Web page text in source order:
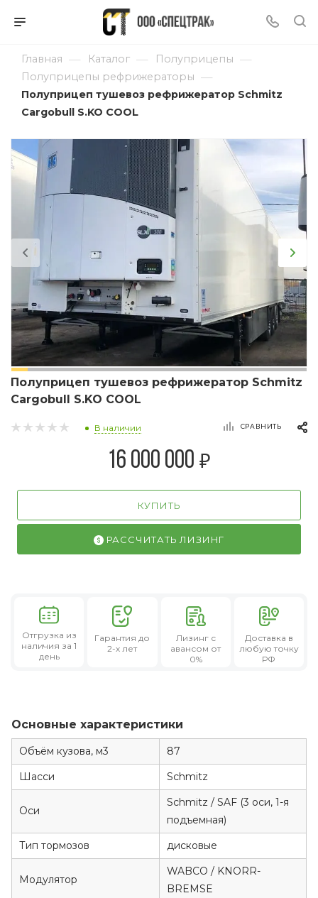
Главная — Каталог — Полуприцепы —
Полуприцепы рефрижераторы —
Полуприцеп тушевоз рефрижератор Schmitz
Cargobull S.KO COOL
Полуприцеп тушевоз рефрижератор Schmitz
Cargobull S.KO COOL
В наличии СРАВНИТЬ
16 000 000 ₽
КУПИТЬ
РАССЧИТАТЬ ЛИЗИНГ
Отгрузка из
наличия за 1
день
Гарантия до
2-х лет
Лизингс
авансом от
0%
Доставка в
любую точку
РФ
Основные характеристики
Объём кузова, м3
87
Шасси
Schmitz
Оси
Schmitz / SAF (3 оси, 1-я
подъемная)
Тип тормозов
дисковые
Модулятор
WABCO / KNORR-
BREMSE